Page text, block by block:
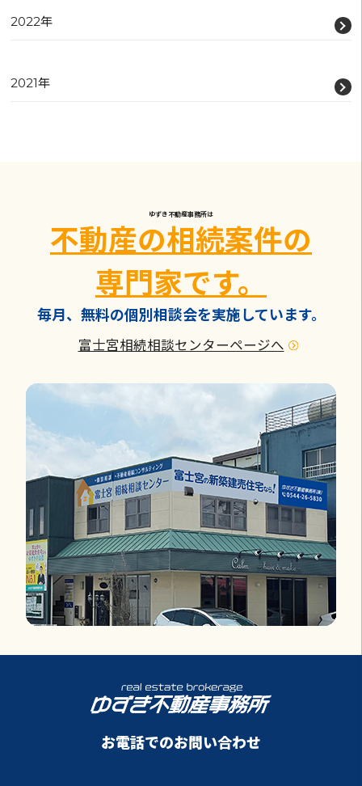
2022年
2021年
ゆずき不動産事務所は
不動産の相続案件の
専門家です。
毎月、無料の個別相談会を実施しています。
富士宮相続相談センターページへ
お電話でのお問い合わせ